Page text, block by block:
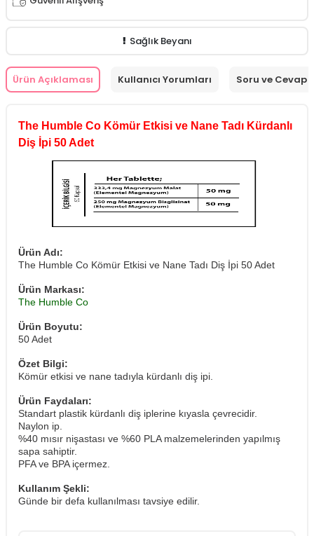
Sağlık Beyanı
Ürün Açıklaması Kullanıcı Yorumları Soru ve Cevap
The Humble Co Kömür Etkisi ve Nane Tadı Kürdanlı
Diş İpi 50 Adet
Ürün Adı:
The Humble Co Kömür Etkisi ve Nane Tadı Diş İpi 50 Adet
Ürün Markası:
The Humble Co
Ürün Boyutu:
50 Adet
Özet Bilgi:
Kömür etkisi ve nane tadıyla kürdanlı diş ipi.
Ürün Faydaları:
Standart plastik kürdanlı diş iplerine kıyasla çevrecidir.
Naylon ip.
%40 mısır nişastası ve %60 PLA malzemelerinden yapılmış
sapa sahiptir.
PFA ve BPA içermez.
Kullanım Şekli:
Günde bir defa kullanılması tavsiye edilir.